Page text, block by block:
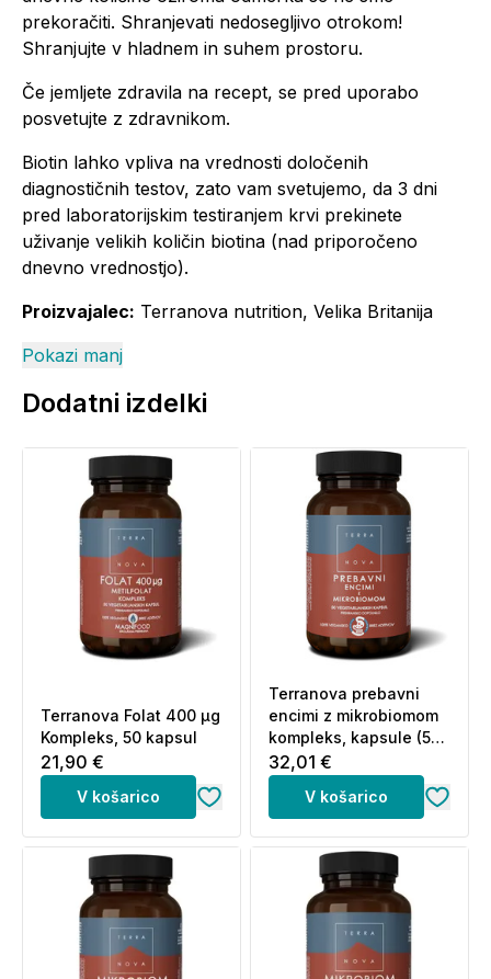
prekoračiti. Shranjevati nedosegljivo otrokom!
Shranjujte v hladnem in suhem prostoru.
Če jemljete zdravila na recept, se pred uporabo
posvetujte z zdravnikom.
Biotin lahko vpliva na vrednosti določenih
diagnostičnih testov, zato vam svetujemo, da 3 dni
pred laboratorijskim testiranjem krvi prekinete
uživanje velikih količin biotina (nad priporočeno
dnevno vrednostjo).
Proizvajalec: Terranova nutrition, Velika Britanija
Pokazi manj
Dodatni izdelki
Terranova Folat 400 µg
Kompleks, 50 kapsul
21,90 €
V košarico
Terranova prebavni
encimi z mikrobiomom
kompleks, kapsule (50
kapsul)
32,01 €
V košarico